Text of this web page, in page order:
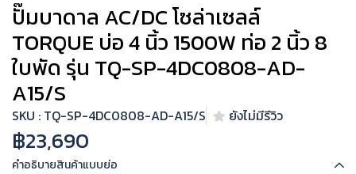
ปั๊มบาดาล AC/DC โซล่าเซลล์
TORQUE บ่อ 4 นิ้ว 1500W ท่อ 2 นิ้ว 8
ใบพัด รุ่น TQ-SP-4DC0808-AD-
A15/S
SKU : TQ-SP-4DC0808-AD-A15/S ยังไม่มีรีวิว
฿23,690
คำอธิบายสินค้าแบบย่อ